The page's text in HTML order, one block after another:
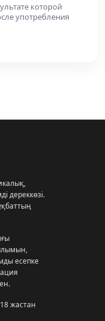
которой
употребления
дереккөзі.
есепке
жастан